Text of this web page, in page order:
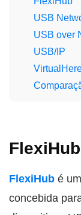
USB
USB over
USB/IP
FlexiHub
FlexiHub é
concebida